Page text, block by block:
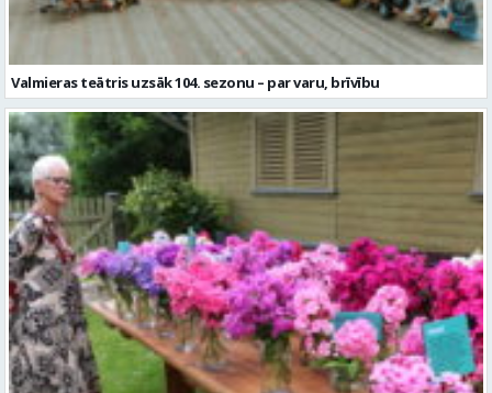
Garšaugu dārzā trīs dienas apskatāma izstāde “Vasaras ziedi
pilsētai svētkos”